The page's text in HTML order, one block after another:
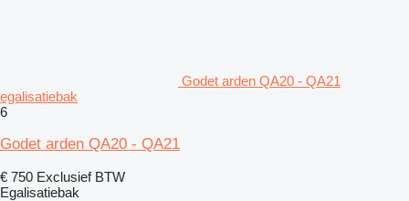
Godet arden QA20 - QA21
egalisatiebak
6
Godet arden QA20 - QA21
€ 750 Exclusief BTW
Egalisatiebak